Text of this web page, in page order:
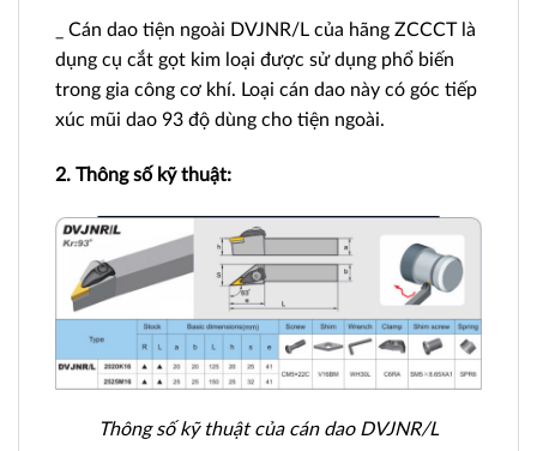
_ Cán dao tiện ngoài DVJNR/L của hãng ZCCCT là
dụng cụ cắt gọt kim loại được sử dụng phổ biến
trong gia công cơ khí. Loại cán dao này có góc tiếp
xúc mũi dao 93 độ dùng cho tiện ngoài.
2. Thông số kỹ thuật:
Thông số kỹ thuật của cán dao DVJNR/L